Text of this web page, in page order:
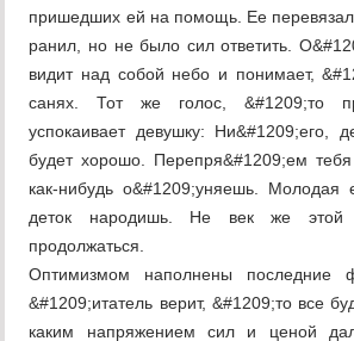
пришедших ей на помощь. Ее
ранил, но не было сил ответить.
видит над собой небо и понимает,
санях. Тот же голос, &#1209;то
успокаивает девушку: Ни&#1209;его,
будет хорошо. Перепря&#1209;ем
как-нибудь о&#1209;уняешь.
деток народишь. Не век же этой
продолжаться.
Оптимизмом наполнены последние
&#1209;итатель верит, &#1209;то все
каким напряжением сил и ценой